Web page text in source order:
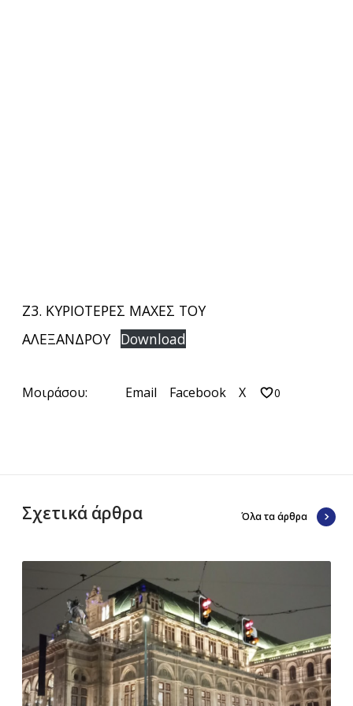
Ζ3. ΚΥΡΙΟΤΕΡΕΣ ΜΑΧΕΣ ΤΟΥ
ΑΛΕΞΑΝΔΡΟΥ Download
Μοιράσου: Email Facebook X 0
Σχετικά άρθρα Όλα τα άρθρα
ν
ν
η